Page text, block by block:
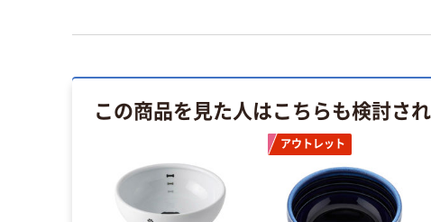
この商品を見た人はこちらも検討さ
アウトレット